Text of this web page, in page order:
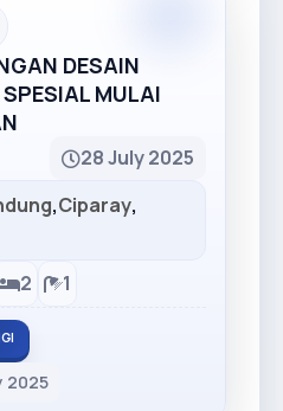
DESAIN
MULAI
28 July 2025
,Ciparay,
2 1
2025